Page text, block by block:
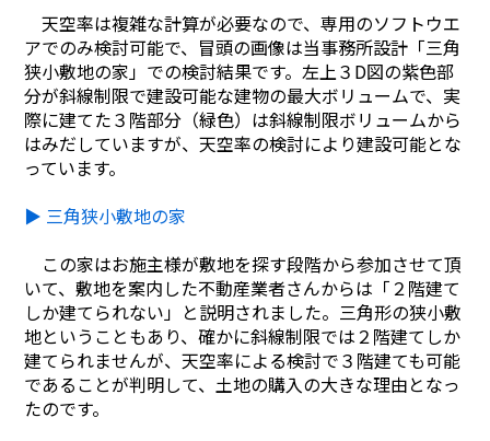
天空率は複雑な計算が必要なので、専用のソフトウエ
アでのみ検討可能で、冒頭の画像は当事務所設計「三角
狭小敷地の家」での検討結果です。左上３D図の紫色部
分が斜線制限で建設可能な建物の最大ボリュームで、実
際に建てた３階部分（緑色）は斜線制限ボリュームから
はみだしていますが、天空率の検討により建設可能とな
っています。
▶ 三角狭小敷地の家
この家はお施主様が敷地を探す段階から参加させて頂
いて、敷地を案内した不動産業者さんからは「２階建て
しか建てられない」と説明されました。三角形の狭小敷
地ということもあり、確かに斜線制限では２階建てしか
建てられませんが、天空率による検討で３階建ても可能
であることが判明して、土地の購入の大きな理由となっ
たのです。